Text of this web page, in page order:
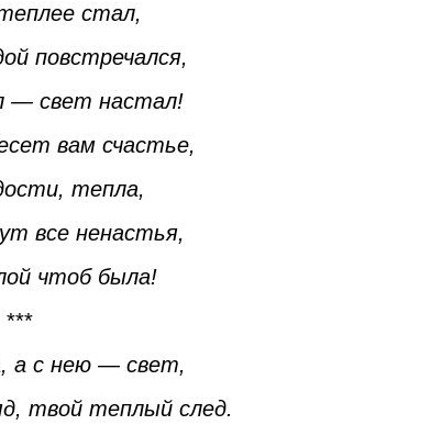
стал,
повстречался,
— свет настал!
вам счастье,
тепла,
все ненастья,
чтоб была!
***
а с нею — свет,
твой теплый след.